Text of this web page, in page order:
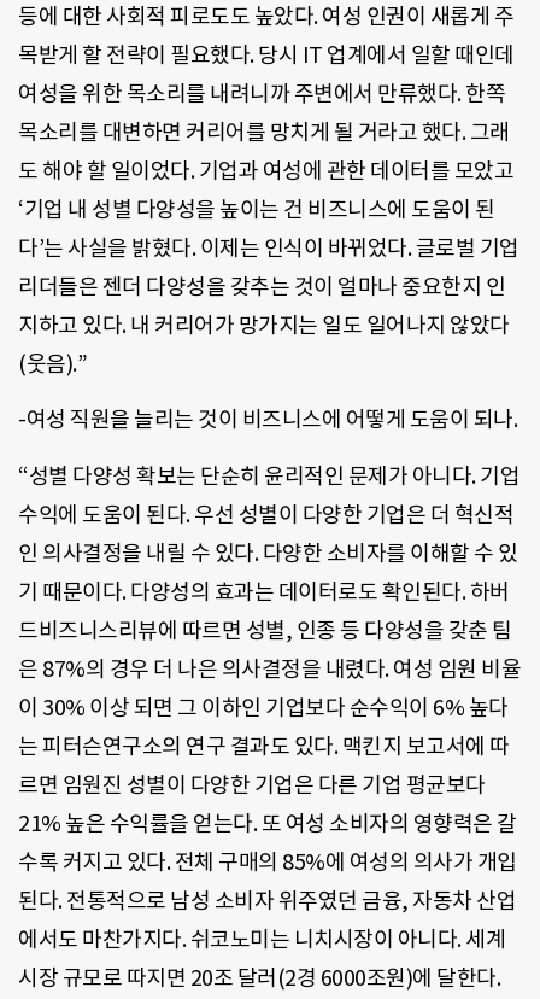
등에 대한 사회적 피로도도 높았다. 여성 인권이 새롭게 주
목받게 할 전략이 필요했다. 당시 IT 업계에서 일할 때인데
여성을 위한 목소리를 내려니까 주변에서 만류했다. 한쪽
목소리를 대변하면 커리어를 망치게 될 거라고 했다. 그래
도 해야 할 일이었다. 기업과 여성에 관한 데이터를 모았고
‘기업 내 성별 다양성을 높이는 건 비즈니스에 도움이 된
다’는 사실을 밝혔다. 이제는 인식이 바뀌었다. 글로벌 기업
리더들은 젠더 다양성을 갖추는 것이 얼마나 중요한지 인
지하고 있다. 내 커리어가 망가지는 일도 일어나지 않았다
(웃음).”
-여성 직원을 늘리는 것이 비즈니스에 어떻게 도움이 되나.
“성별 다양성 확보는 단순히 윤리적인 문제가 아니다. 기업
수익에 도움이 된다. 우선 성별이 다양한 기업은 더 혁신적
인 의사결정을 내릴 수 있다. 다양한 소비자를 이해할 수 있
기 때문이다. 다양성의 효과는 데이터로도 확인된다. 하버
드비즈니스리뷰에 따르면 성별, 인종 등 다양성을 갖춘 팀
은 87%의 경우 더 나은 의사결정을 내렸다. 여성 임원 비율
이 30% 이상 되면 그 이하인 기업보다 순수익이 6% 높다
는 피터슨연구소의 연구 결과도 있다. 맥킨지 보고서에 따
르면 임원진 성별이 다양한 기업은 다른 기업 평균보다
21% 높은 수익률을 얻는다. 또 여성 소비자의 영향력은 갈
수록 커지고 있다. 전체 구매의 85%에 여성의 의사가 개입
된다. 전통적으로 남성 소비자 위주였던 금융, 자동차 산업
에서도 마찬가지다. 쉬코노미는 니치시장이 아니다. 세계
시장 규모로 따지면 20조 달러(2경 6000조원)에 달한다.